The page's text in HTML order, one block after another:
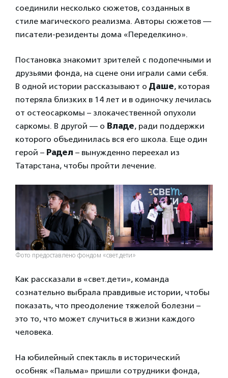
соединили несколько сюжетов, созданных в
стиле магического реализма. Авторы сюжетов —
писатели-резиденты дома «Переделкино».
Постановка знакомит зрителей с подопечными и
друзьями фонда, на сцене они играли сами себя.
В одной истории рассказывают о Даше, которая
потеряла близких в 14 лет и в одиночку лечилась
от остеосаркомы – злокачественной опухоли
саркомы. В другой — о Владе, ради поддержки
которого объединилась вся его школа. Еще один
герой – Радел – вынужденно переехал из
Татарстана, чтобы пройти лечение.
Фото предоставлено фондом «свет.дети»
Как рассказали в «свет.дети», команда
сознательно выбрала правдивые истории, чтобы
показать, что преодоление тяжелой болезни –
это то, что может случиться в жизни каждого
человека.
На юбилейный спектакль в исторический
особняк «Пальма» пришли сотрудники фонда,